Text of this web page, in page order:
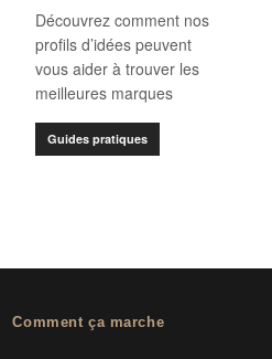
Découvrez comment nos
profils d’idées peuvent
vous aider à trouver les
meilleures marques
Guides pratiques
Comment ça marche